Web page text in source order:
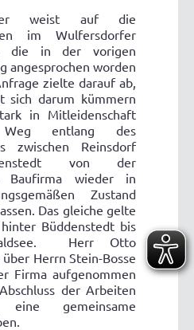
weist auf die
im Wulfersdorfer
die in der vorigen
angesprochen worden
zielte darauf ab,
sich darum kümmern
in Mitleidenschaft
Weg entlang des
zwischen Reinsdorf
von der
Baufirma wieder in
Zustand
Das gleiche gelte
Büddenstedt bis
Herr Otto
Herrn Stein-Bosse
Firma aufgenommen
der Arbeiten
gemeinsame